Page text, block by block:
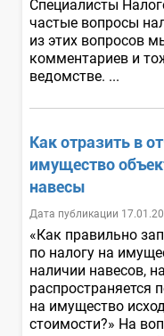
Специалисты
частые вопросы
из этих вопросов
комментариев и
ведомстве. ...
Как отразить в
имущество
навесы
Дата публикации
«Как правильно
по налогу на
наличии навесов,
распространяется
на имущество
стоимости?» На